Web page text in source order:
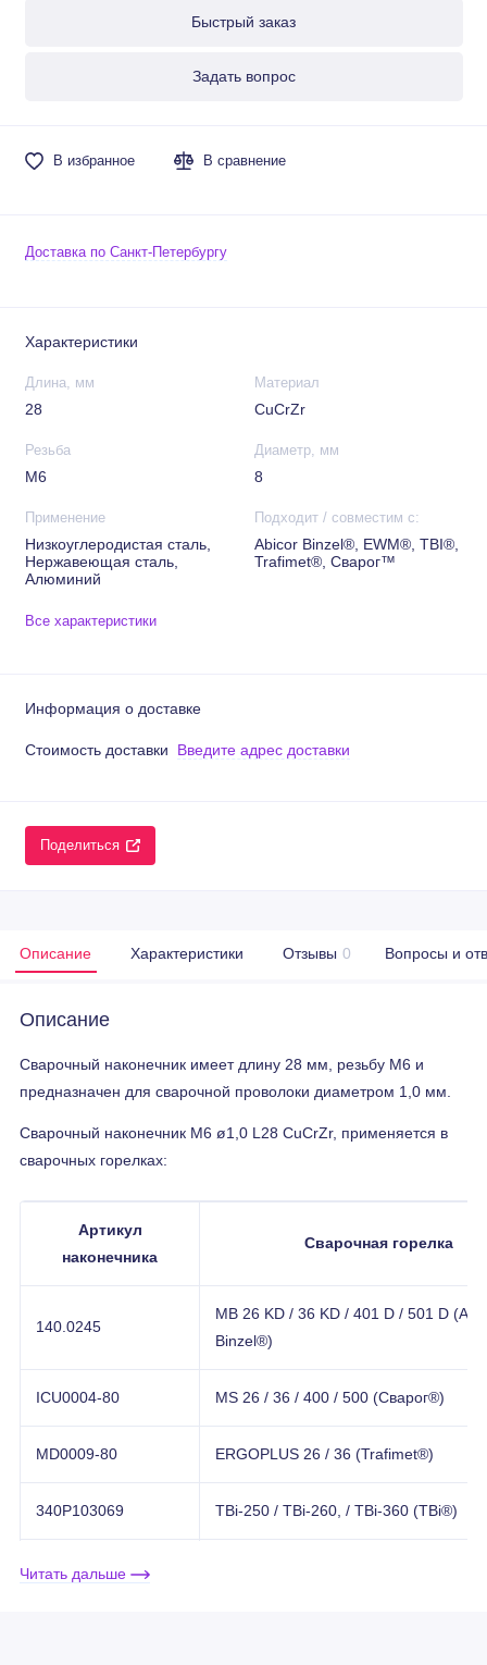
Быстрый заказ
Задать вопрос
В избранное В сравнение
Доставка по Санкт-Петербургу
Характеристики
Длина, мм
28
Материал
CuCrZr
Резьба
М6
Диаметр, мм
8
Применение
Низкоуглеродистая сталь,
Нержавеющая сталь,
Алюминий
Подходит / совместим с:
Abicor Binzel®, EWM®, TBI®,
Trafimet®, Сварог™
Все характеристики
Информация о доставке
Стоимость доставки Введите адрес доставки
Поделиться
Описание Характеристики Отзывы 0 Вопросы и
Описание
Сварочный наконечник имеет длину 28 мм, резьбу M6 и
предназначен для сварочной проволоки диаметром 1,0 мм.
Сварочный наконечник M6 ø1,0 L28 CuCrZr, применяется в
сварочных горелках:
Артикул
наконечника
Сварочная горелка
140.0245
MB 26 KD / 36 KD / 401 D / 501 D
Binzel®)
ICU0004-80 MS 26 / 36 / 400 / 500 (Сварог®)
MD0009-80 ERGOPLUS 26 / 36 (Trafimet®)
340P103069 TBi-250 / TBi-260, / TBi-360 (TBi®)
394-001228-00000
Читать дальше